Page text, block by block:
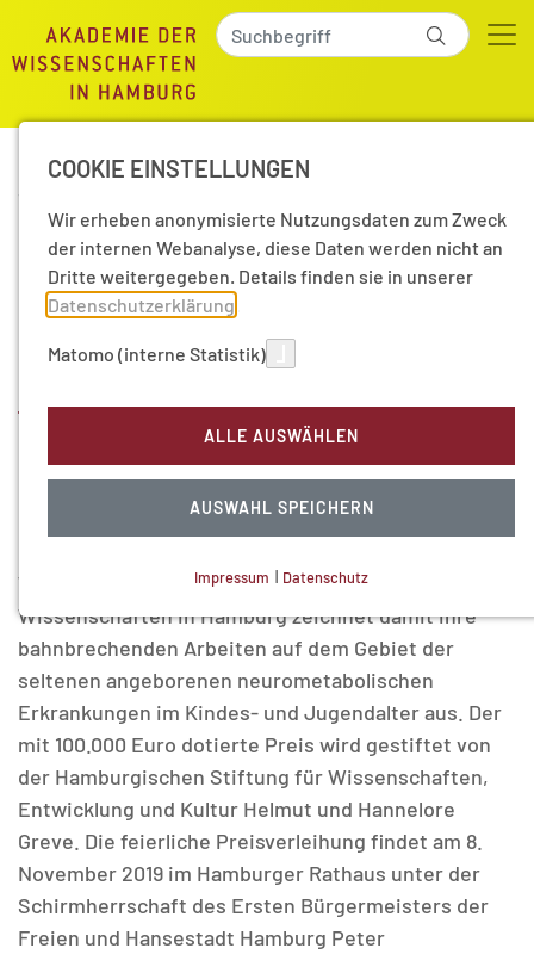
PM 10/2019 - Jutta
Gärtner erhält den
Hamburger
Wissenschaftspreis 2019
Prof. Dr. Jutta Gärtner, Direktorin der Klinik für
Kinder- und Jugendmedizin der Universitätsmedizin
Wissenschaftspreis 2019. Die Akademie der
Wissenschaften in Hamburg zeichnet damit ihre
bahnbrechenden Arbeiten auf dem Gebiet der
seltenen angeborenen neurometabolischen
Erkrankungen im Kindes- und Jugendalter aus. Der
mit 100.000 Euro dotierte Preis wird gestiftet von
der Hamburgischen Stiftung für Wissenschaften,
Entwicklung und Kultur Helmut und Hannelore
Greve. Die feierliche Preisverleihung findet am 8.
November 2019 im Hamburger Rathaus unter der
Schirmherrschaft des Ersten Bürgermeisters der
Freien und Hansestadt Hamburg Peter
COOKIE EINSTELLUNGEN
Wir erheben anonymisierte Nutzungsdaten zum Zweck
der internen Webanalyse, diese Daten werden nicht an
Dritte weitergegeben. Details finden sie in unserer
Datenschutzerklärung
Matomo (interne Statistik)
ALLE AUSWÄHLEN
AUSWAHL SPEICHERN
MATOMO (INTERNE STATISTIK)
Statistik Cookies erfassen Informationen anonym.
Diese Informationen helfen uns zu verstehen, wie
unsere Besucher unsere Website nutzen.
Matomo
Impressum | Datenschutz